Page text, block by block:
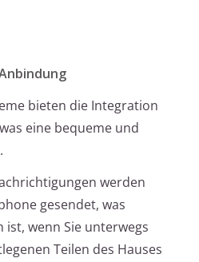
bieten die Integration
eine bequeme und
werden
gesendet, was
wenn Sie unterwegs
Teilen des Hauses